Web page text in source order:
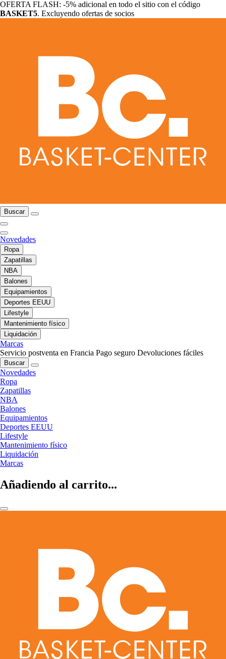
OFERTA FLASH: -5% adicional en todo el sitio con el código
BASKET5. Excluyendo ofertas de socios
Buscar
Novedades
Ropa
Zapatillas
NBA
Balones
Equipamientos
Deportes EEUU
Lifestyle
Mantenimiento físico
Liquidación
Marcas
Servicio postventa en Francia Pago seguro Devoluciones fáciles
Buscar
Novedades
Ropa
Zapatillas
NBA
Balones
Equipamientos
Deportes EEUU
Lifestyle
Mantenimiento físico
Liquidación
Marcas
Añadiendo al carrito...